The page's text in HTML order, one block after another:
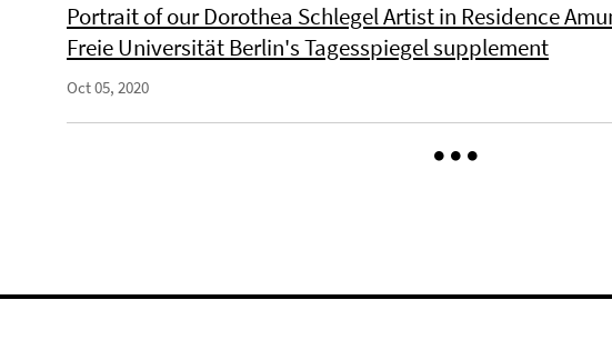
Portrait of our Dorothea Schlegel Artist in Residence
Freie Universität Berlin's Tagesspiegel supplement
Oct 05, 2020